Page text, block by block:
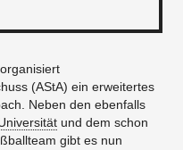
(AStA) ein erweitertes
Neben den ebenfalls
und dem schon
gibt es nun